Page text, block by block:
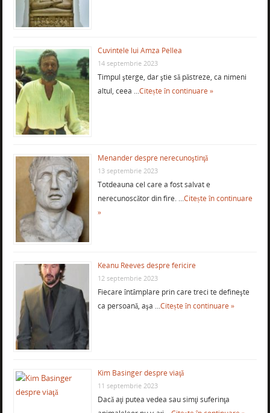
Cuvintele lui Amza Pellea
14 septembrie 2023
Timpul şterge, dar ştie să păstreze, ca nimeni
altul, ceea …Citește în continuare »
Menander despre nerecunoştinţă
13 septembrie 2023
Totdeauna cel care a fost salvat e
nerecunoscător din fire. …Citește în continuare
»
Keanu Reeves despre fericire
12 septembrie 2023
Fiecare întâmplare prin care treci te defineşte
ca persoană, aşa …Citește în continuare »
Kim Basinger despre viaţă
11 septembrie 2023
Dacă aţi putea vedea sau simţi suferinţa